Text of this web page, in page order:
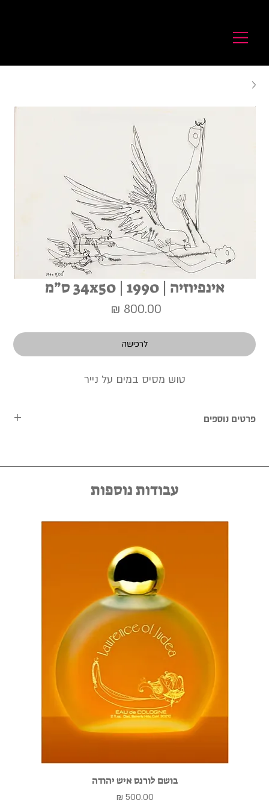
עבודות נוספות
בושם לורנס איש יהודה
מחיר
אינפיוזיה | 1990 | 34x50 ס״מ
לרכישה
טוש מסיס במים על נייר
פרטים נוספים